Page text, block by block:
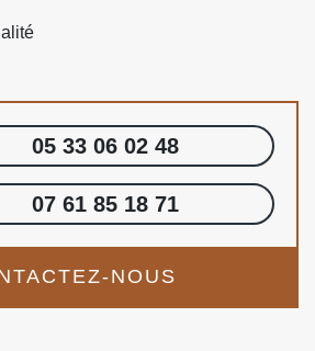
05 33 06 02 48
07 61 85 18 71
NOUS